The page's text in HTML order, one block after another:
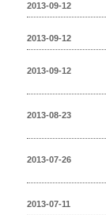
2013-09-12
2013-09-12
2013-09-12
2013-08-23
2013-07-26
2013-07-11